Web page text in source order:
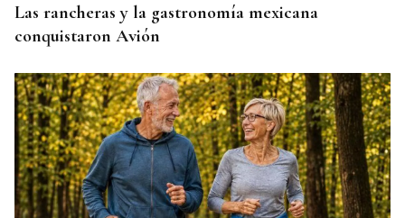
Las rancheras y la gastronomía mexicana
conquistaron Avión